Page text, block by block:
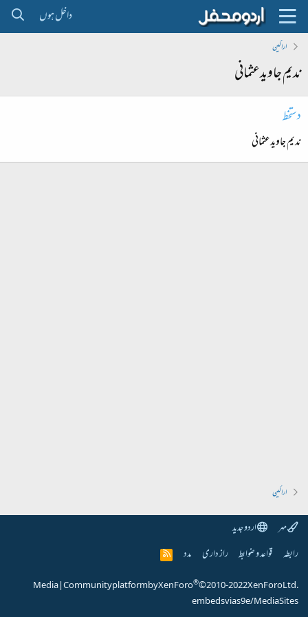
داخل ہوں
اراکین
ندیم جاویدعثمانی
دستخط
ندیم جاویدعثمانی
اراکین
مہر
اردو جدید
رابطہ قواعد و ضوابط راز داری مدد
R
S
Community platform by XenForo®© 2010-2022 XenForo Ltd.
|
Media
embeds via s9e/MediaSites